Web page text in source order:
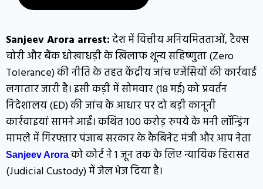
Sanjeev Arora arrest:देश में वित्तीय अनियमितताओं, टैक्स
चोरी और बैंक धोखाधड़ी के खिलाफ शून्य सहिष्णुता (Zero
Tolerance) की नीति के तहत केंद्रीय जांच एजेंसियों की कार्रवाई
लगातार जारी है। इसी कड़ी में सोमवार (18 मई) को प्रवर्तन
निदेशालय (ED) की जांच के आधार पर दो बड़ी कानूनी
कार्रवाइयां सामने आईं। कथित 100 करोड़ रुपये के मनी लॉन्ड्रिंग
मामले में गिरफ्तार पंजाब सरकार के कैबिनेट मंत्री और आप नेता
Sanjeev Arora को कोर्ट ने 1 जून तक के लिए न्यायिक हिरासत
(Judicial Custody) में जेल भेज दिया है।